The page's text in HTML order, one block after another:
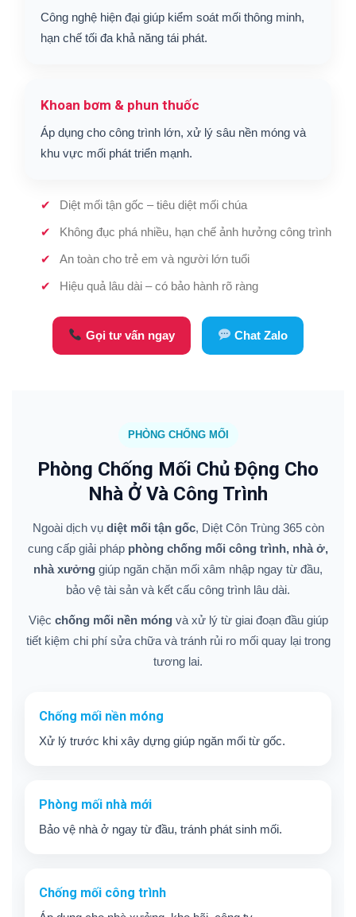
Công nghệ hiện đại giúp kiểm soát mối thông minh,
hạn chế tối đa khả năng tái phát.
Khoan bơm & phun thuốc
Áp dụng cho công trình lớn, xử lý sâu nền móng và
khu vực mối phát triển mạnh.
Diệt mối tận gốc – tiêu diệt mối chúa
Không đục phá nhiều, hạn chế ảnh hưởng công trình
An toàn cho trẻ em và người lớn tuổi
Hiệu quả lâu dài – có bảo hành rõ ràng
Gọi tư vấn ngay Chat Zalo
PHÒNG CHỐNG MỐI
Phòng Chống Mối Chủ Động Cho
Nhà Ở Và Công Trình
Ngoài dịch vụ diệt mối tận gốc, Diệt Côn Trùng 365 còn
cung cấp giải pháp phòng chống mối công trình, nhà ở,
nhà xưởng giúp ngăn chặn mối xâm nhập ngay từ đầu,
bảo vệ tài sản và kết cấu công trình lâu dài.
Việc chống mối nền móngvà xử lý từ giai đoạn đầu giúp
tiết kiệm chi phí sửa chữa và tránh rủi ro mối quay lại trong
tương lai.
Chống mối nền móng
Xử lý trước khi xây dựng giúp ngăn mối từ gốc.
Phòng mối nhà mới
Bảo vệ nhà ở ngay từ đầu, tránh phát sinh mối.
Chống mối công trình